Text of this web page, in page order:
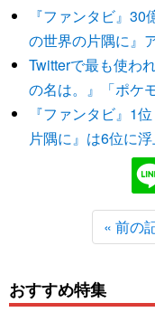
『ファンタビ』
の世界の片隅に』
Twitterで最も使わ
の名は。』「ポケ
『ファンタビ』1
片隅に』は6位に浮
« 前の
おすすめ特集